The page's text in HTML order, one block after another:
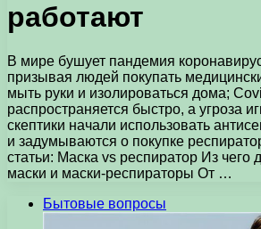
работают
В мире бушует пандемия
призывая людей покупать
мыть руки и изолироваться дома;
распространяется быстро, а угроза
скептики начали использовать
и задумываются о покупке
статьи: Маска vs респиратор Из чего
маски и маски-респираторы От …
Бытовые вопросы